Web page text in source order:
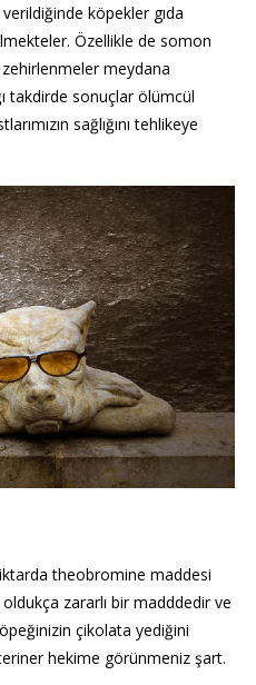
köpekler gıda
Özellikle de somon
zehirlenmeler meydana
takdirde sonuçlar ölümcül
sağlığını tehlikeye
theobromine maddesi
zararlı bir madddedir ve
çikolata yediğini
hekime görünmeniz şart.